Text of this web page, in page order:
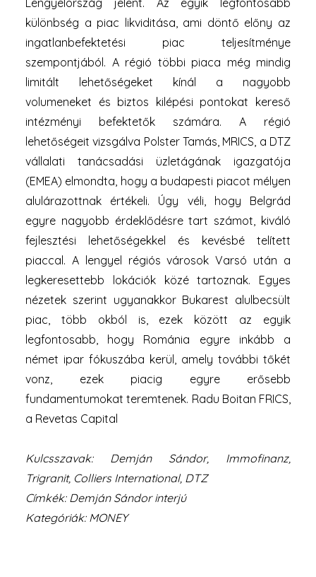
Kulcsszavak: Demján Sándor, Immofinanz,
Trigranit, Colliers International, DTZ
Címkék: Demján Sándor interjú
Kategóriák: MONEY